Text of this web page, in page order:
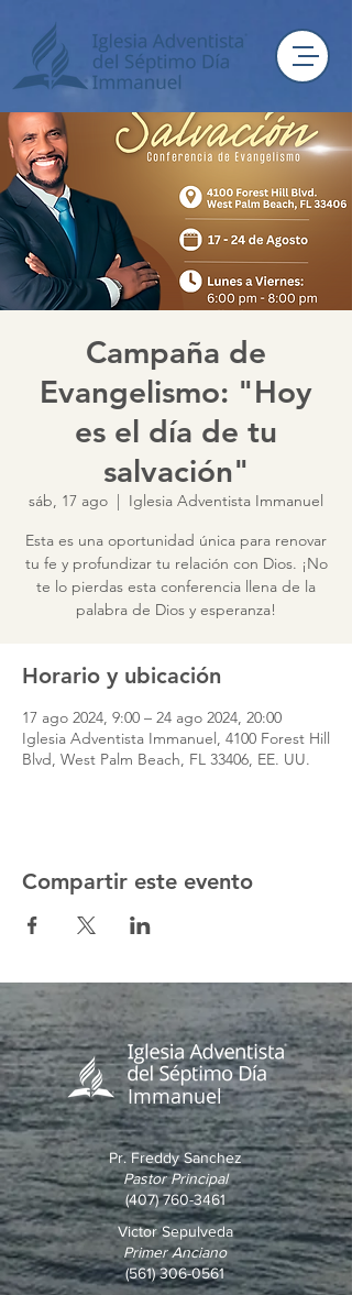
Campaña de
Evangelismo: "Hoy
es el día de tu
salvación"
sáb, 17 ago
  |
Iglesia Adventista Immanuel
Esta es una oportunidad única para renovar
tu fe y profundizar tu relación con Dios. ¡No
te lo pierdas esta conferencia llena de la
palabra de Dios y esperanza!
Horario y ubicación
17 ago 2024, 9:00 – 24 ago 2024, 20:00
Iglesia Adventista Immanuel, 4100 Forest Hill
Blvd, West Palm Beach, FL 33406, EE. UU.
Compartir este evento
Immanuel
Pr. Freddy Sanchez
Pastor Principal
(407) 760-3461
Victor Sepulveda
Primer Anciano
(561) 306-0561